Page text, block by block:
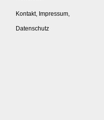
Kontakt, Impressum,
Datenschutz